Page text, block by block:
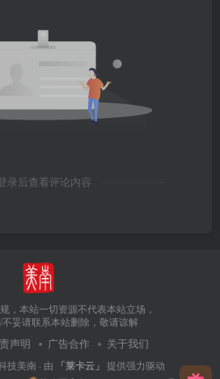
录后查看评论内容
，本站一切资源不代表本站立场，
妥请联系本站删除，敬请谅解
声明 广告合作 关于我们
技美南 · 由 「莱卡云」 提供强力驱动